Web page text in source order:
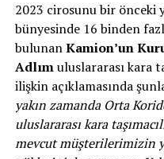
2023 cirosunu bir önceki
bünyesinde 16 binden
bulunanKamion’un
Adlımuluslararası kara
ilişkin açıklamasında
yakın zamanda Orta
uluslararası kara
mevcut müşterilerimizin